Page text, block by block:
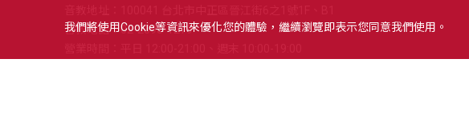
音教電話：02-2393-1279
我們將使用cookie等資訊來優化您的體驗，繼續瀏覽即表示您同意我們使用。